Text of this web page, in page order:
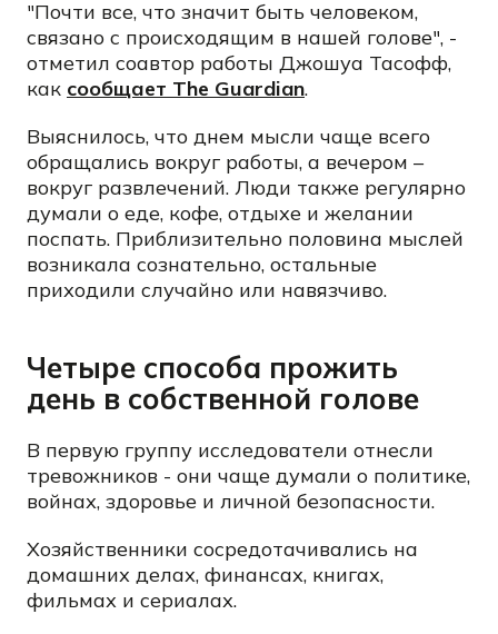
"Почти все, что значит быть человеком,
связано с происходящим в нашей голове", -
отметил соавтор работы Джошуа Тасофф,
как сообщает The Guardian.
Выяснилось, что днем мысли чаще всего
обращались вокруг работы, а вечером –
вокруг развлечений. Люди также регулярно
думали о еде, кофе, отдыхе и желании
поспать. Приблизительно половина мыслей
возникала сознательно, остальные
приходили случайно или навязчиво.
Четыре способа прожить
день в собственной голове
В первую группу исследователи отнесли
тревожников - они чаще думали о политике,
войнах, здоровье и личной безопасности.
Хозяйственники сосредотачивались на
домашних делах, финансах, книгах,
фильмах и сериалах.